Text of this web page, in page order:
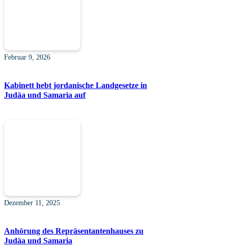
Februar 9, 2026
Kabinett hebt jordanische Landgesetze in
Judäa und Samaria auf
Dezember 11, 2025
Anhörung des Repräsentantenhauses zu
Judäa und Samaria